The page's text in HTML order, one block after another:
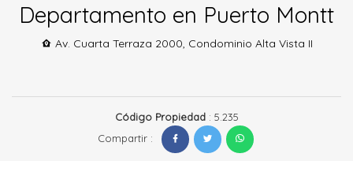
Departamento en Puerto Montt
Av. Cuarta Terraza 2000, Condominio Alta Vista II
Código Propiedad: 5.235
Compartir :